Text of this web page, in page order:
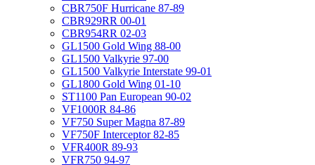
CBR750F Hurricane 87-89
CBR929RR 00-01
CBR954RR 02-03
GL1500 Gold Wing 88-00
GL1500 Valkyrie 97-00
GL1500 Valkyrie Interstate 99-01
GL1800 Gold Wing 01-10
ST1100 Pan European 90-02
VF1000R 84-86
VF750 Super Magna 87-89
VF750F Interceptor 82-85
VFR400R 89-93
VFR750 94-97